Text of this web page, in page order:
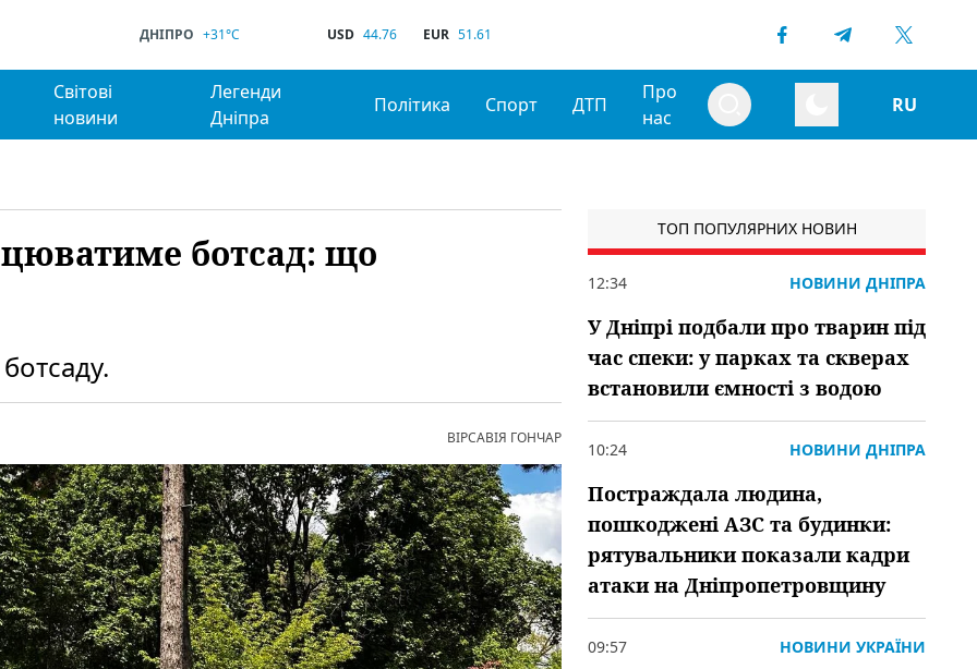
ДНІПРО +31°C USD 44.76 EUR 51.61
Світові
новини
Легенди
Дніпра
Політика Спорт ДТП
Про
нас
RU
ботсад: що
ВІРСАВІЯ ГОНЧАР
ТОП ПОПУЛЯРНИХ НОВИН
12:34 НОВИНИ ДНІПРА
У Дніпрі подбали про тварин під
час спеки: у парках та скверах
встановили ємності з водою
10:24 НОВИНИ ДНІПРА
Постраждала людина,
пошкоджені АЗС та будинки:
рятувальники показали кадри
атаки на Дніпропетровщину
09:57 НОВИНИ УКРАЇНИ